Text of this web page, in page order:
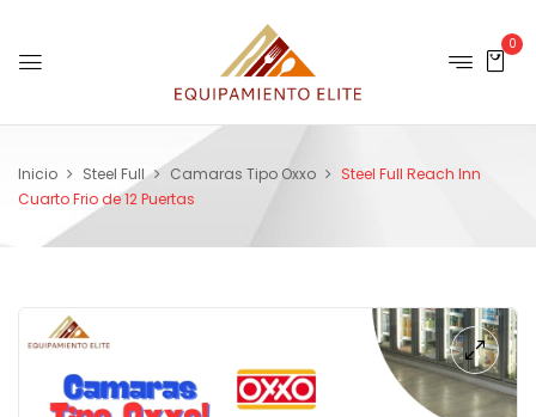
0
Inicio Steel Full Camaras Tipo Oxxo
Steel Full Reach Inn
Cuarto Frio de 12 Puertas